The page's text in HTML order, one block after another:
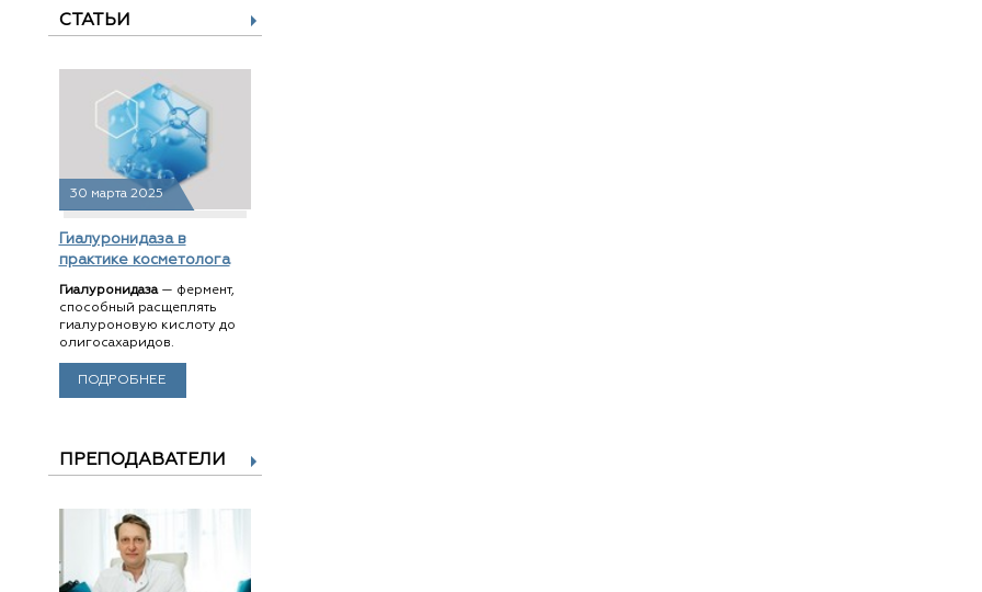
СТАТЬИ
30 марта 2025
Гиалуронидаза в
практике косметолога
Гиалуронидаза— фермент,
способный расщеплять
гиалуроновую кислоту до
олигосахаридов.
ПОДРОБНЕЕ
ПРЕПОДАВАТЕЛИ